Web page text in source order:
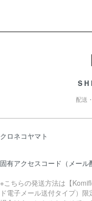
配送
クロネコヤマト
固有アクセスコード（メール
※こちらの発送方法は【
ド電子メール送付タイプ）